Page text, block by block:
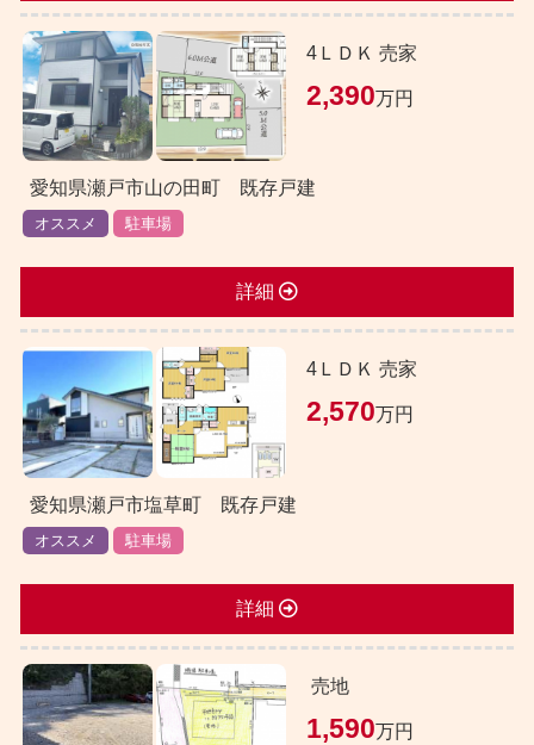
4ＬＤＫ 売家
2,390万円
愛知県瀬戸市山の田町 既存戸建
オススメ 駐車場
詳細
4ＬＤＫ 売家
2,570万円
愛知県瀬戸市塩草町 既存戸建
オススメ 駐車場
詳細
売地
1,590万円